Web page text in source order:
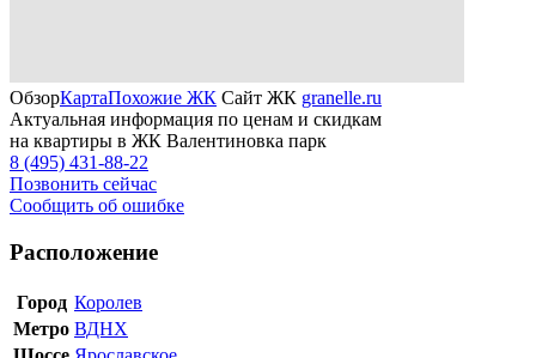
ОбзорКартаПохожие ЖК Сайт ЖК granelle.ru
Актуальная информация по ценам и скидкам
на квартиры в ЖК Валентиновка парк
8 (495) 431-88-22
Позвонить сейчас
Сообщить об ошибке
Расположение
Город Королев
Метро ВДНХ